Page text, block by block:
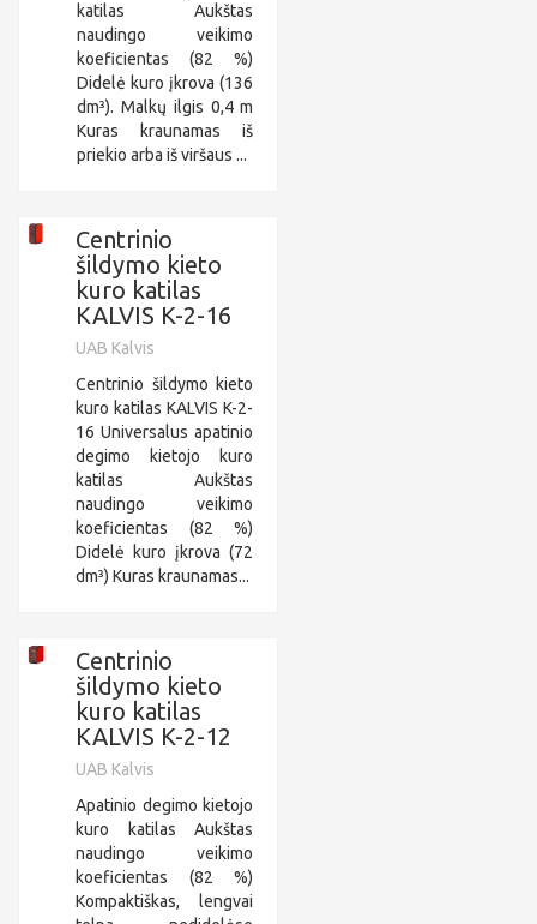
katilas Aukštas
naudingo veikimo
koeficientas (82 %)
Didelė kuro įkrova (136
dm³). Malkų ilgis 0,4 m
Kuras kraunamas iš
priekio arba iš viršaus ...
Centrinio
šildymo kieto
kuro katilas
KALVIS K-2-16
UAB Kalvis
Centrinio šildymo kieto
kuro katilas KALVIS K-2-
16 Universalus apatinio
degimo kietojo kuro
katilas Aukštas
naudingo veikimo
koeficientas (82 %)
Didelė kuro įkrova (72
dm³) Kuras kraunamas...
Centrinio
šildymo kieto
kuro katilas
KALVIS K-2-12
UAB Kalvis
Apatinio degimo kietojo
kuro katilas Aukštas
naudingo veikimo
koeficientas (82 %)
Kompaktiškas, lengvai